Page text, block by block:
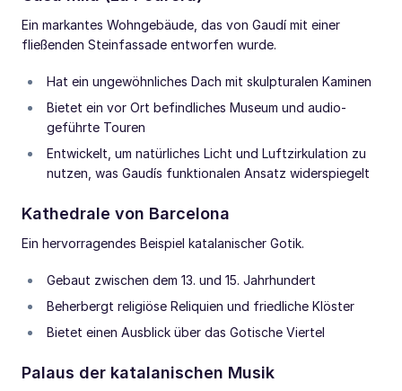
Ein markantes Wohngebäude, das von Gaudí mit einer
fließenden Steinfassade entworfen wurde.
Hat ein ungewöhnliches Dach mit skulpturalen Kaminen
Bietet ein vor Ort befindliches Museum und audio-
geführte Touren
Entwickelt, um natürliches Licht und Luftzirkulation zu
nutzen, was Gaudís funktionalen Ansatz widerspiegelt
Kathedrale von Barcelona
Ein hervorragendes Beispiel katalanischer Gotik.
Gebaut zwischen dem 13. und 15. Jahrhundert
Beherbergt religiöse Reliquien und friedliche Klöster
Bietet einen Ausblick über das Gotische Viertel
Palaus der katalanischen Musik